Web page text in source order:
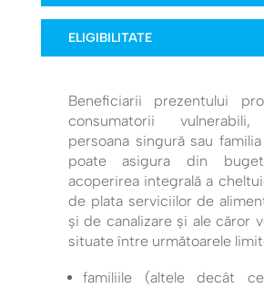
ELIGIBILITATE
Beneficiarii prezentului
consumatorii
persoana singură sau
poate asigura din
acoperirea integrală a
de plata serviciilor de
și de canalizare şi ale căror
situate între următoarele
familiile (altele decât